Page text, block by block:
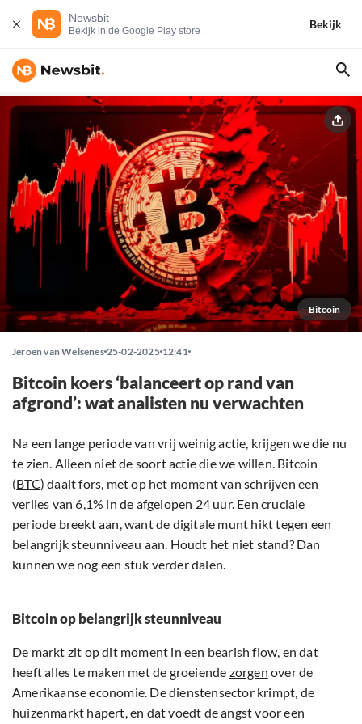
Newsbit
Bekijk in de Google Play store
Bekijk
Bitcoin
Jeroen van Welsenes 25-02-2025 12:41
Bitcoin koers ‘balanceert op rand van
afgrond’: wat analisten nu verwachten
Na een lange periode van vrij weinig actie, krijgen we die nu
te zien. Alleen niet de soort actie die we willen. Bitcoin
(BTC) daalt fors, met op het moment van schrijven een
verlies van 6,1% in de afgelopen 24 uur. Een cruciale
periode breekt aan, want de digitale munt hikt tegen een
belangrijk steunniveau aan. Houdt het niet stand? Dan
kunnen we nog een stuk verder dalen.
Bitcoin op belangrijk steunniveau
De markt zit op dit moment in een bearish flow, en dat
heeft alles te maken met de groeiende zorgen over de
Amerikaanse economie. De dienstensector krimpt, de
huizenmarkt hapert, en dat voedt de angst voor een